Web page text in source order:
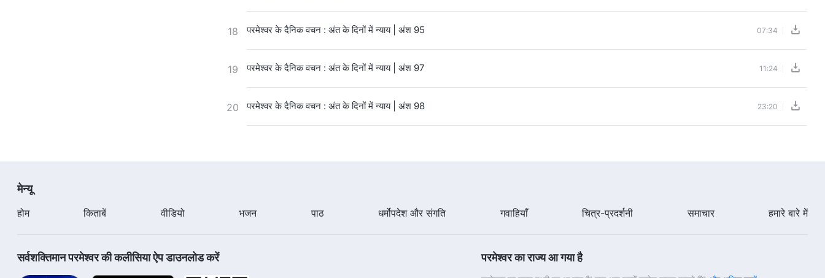
18 परमेश्वर के दैनिक वचन : अंत के दिनों में न्याय | अंश 95 07:34
19 परमेश्वर के दैनिक वचन : अंत के दिनों में न्याय | अंश 97 11:24
20 परमेश्वर के दैनिक वचन : अंत के दिनों में न्याय | अंश 98 23:20
मेन्यू
होम किताबें वीडियो भजन पाठ धर्मोपदेश और संगति गवाहियाँ चित्र-प्रदर्शनी समाचार हमारे बारे में
सर्वशक्तिमान परमेश्वर की कलीसिया ऐप डाउनलोड करें परमेश्वर का राज्य आ गया है